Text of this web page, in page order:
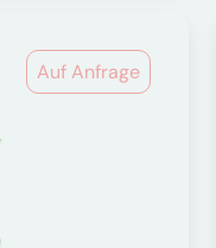
Auf Anfrage